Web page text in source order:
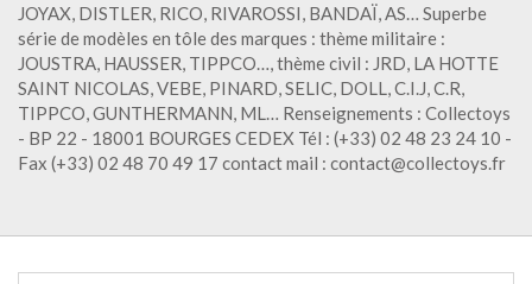
JOYAX, DISTLER, RICO, RIVAROSSI, BANDAÏ, AS… Superbe
série de modèles en tôle des marques : thème militaire :
JOUSTRA, HAUSSER, TIPPCO…, thème civil : JRD, LA HOTTE
SAINT NICOLAS, VEBE, PINARD, SELIC, DOLL, C.I.J, C.R,
TIPPCO, GUNTHERMANN, ML… Renseignements : Collectoys
- BP 22 - 18001 BOURGES CEDEX Tél : (+33) 02 48 23 24 10 -
Fax (+33) 02 48 70 49 17 contact mail : contact@collectoys.fr